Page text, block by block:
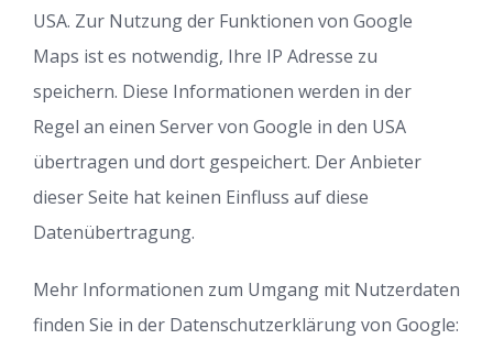
USA. Zur Nutzung der Funktionen von Google
Maps ist es notwendig, Ihre IP Adresse zu
speichern. Diese Informationen werden in der
Regel an einen Server von Google in den USA
übertragen und dort gespeichert. Der Anbieter
dieser Seite hat keinen Einfluss auf diese
Datenübertragung.
Mehr Informationen zum Umgang mit Nutzerdaten
finden Sie in der Datenschutzerklärung von Google: